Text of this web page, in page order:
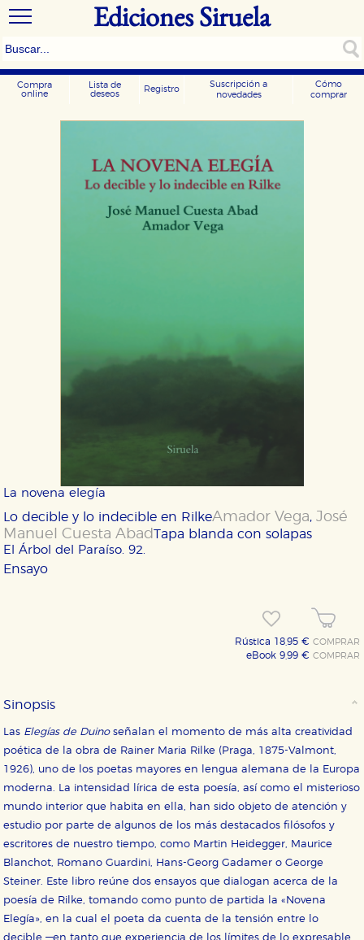
Ediciones Siruela
Compra
online
Lista de
deseos
Registro
Suscripción a
novedades
Cómo
comprar
La novena elegía
Lo decible y lo indecible en RilkeAmador Vega,José
Manuel Cuesta Abad
El Árbol del Paraíso. 92.
Tapa blanda con solapas
Ensayo
Rústica 18,95 €COMPRAR
eBook 9,99 €COMPRAR
Sinopsis
Las Elegías de Duinoseñalan el momento de más alta creatividad
poética de la obra de Rainer Maria Rilke (Praga, 1875-Valmont,
1926), uno de los poetas mayores en lengua alemana de la Europa
moderna. La intensidad lírica de esta poesía, así como el misterioso
mundo interior que habita en ella, han sido objeto de atención y
estudio por parte de algunos de los más destacados filósofos y
escritores de nuestro tiempo, como Martin Heidegger, Maurice
Blanchot, Romano Guardini, Hans-Georg Gadamer o George
Steiner. Este libro reúne dos ensayos que dialogan acerca de la
poesía de Rilke, tomando como punto de partida la «Novena
Elegía», en la cual el poeta da cuenta de la tensión entre lo